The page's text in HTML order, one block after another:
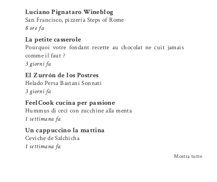
Luciano Pignataro Wineblog
San Francisco, pizzeria Steps of Rome
8 ore fa
La petite casserole
Pourquoi votre fondant recette au chocolat ne cuit jamais
comme il faut ?
3 giorni fa
El Zurrón de los Postres
Helado Persa Bastani Sonnati
3 giorni fa
FeelCook cucina per passione
Hummus di ceci con zucchine alla menta
1 settimana fa
Un cappuccino la mattina
Ceviche de Salchicha
1 settimana fa
Mostra tutto